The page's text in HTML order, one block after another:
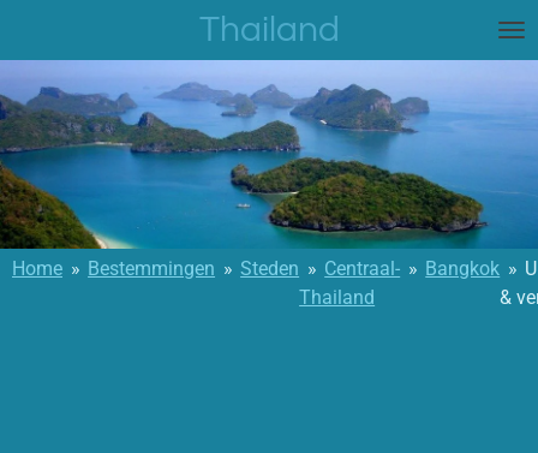
naar
de
hoofdinhoud
Thailand
Home » Bestemmingen » Steden » Centraal-
Thailand
» Bangkok »
&